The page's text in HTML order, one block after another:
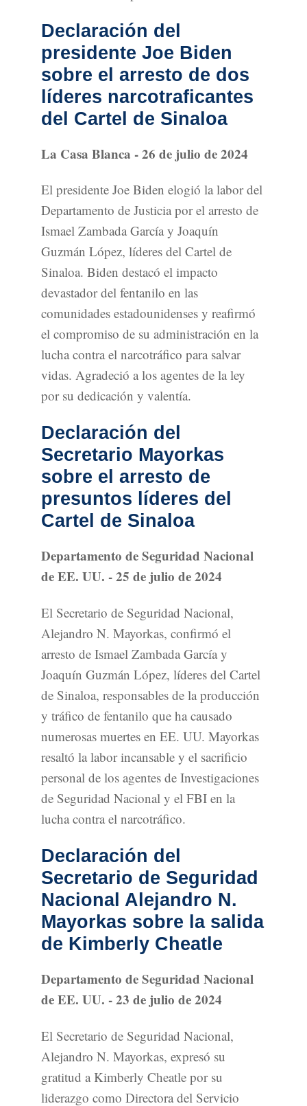
Declaración del
presidente Joe Biden
sobre el arresto de dos
líderes narcotraficantes
del Cartel de Sinaloa
La Casa Blanca - 26 de julio de 2024
El presidente Joe Biden elogió la labor del
Departamento de Justicia por el arresto de
Ismael Zambada García y Joaquín
Guzmán López, líderes del Cartel de
Sinaloa. Biden destacó el impacto
devastador del fentanilo en las
comunidades estadounidenses y reafirmó
el compromiso de su administración en la
lucha contra el narcotráfico para salvar
vidas. Agradeció a los agentes de la ley
por su dedicación y valentía.
Declaración del
Secretario Mayorkas
sobre el arresto de
presuntos líderes del
Cartel de Sinaloa
Departamento de Seguridad Nacional
de EE. UU. - 25 de julio de 2024
El Secretario de Seguridad Nacional,
Alejandro N. Mayorkas, confirmó el
arresto de Ismael Zambada García y
Joaquín Guzmán López, líderes del Cartel
de Sinaloa, responsables de la producción
y tráfico de fentanilo que ha causado
numerosas muertes en EE. UU. Mayorkas
resaltó la labor incansable y el sacrificio
personal de los agentes de Investigaciones
de Seguridad Nacional y el FBI en la
lucha contra el narcotráfico.
Declaración del
Secretario de Seguridad
Nacional Alejandro N.
Mayorkas sobre la salida
de Kimberly Cheatle
Departamento de Seguridad Nacional
de EE. UU. - 23 de julio de 2024
El Secretario de Seguridad Nacional,
Alejandro N. Mayorkas, expresó su
gratitud a Kimberly Cheatle por su
liderazgo como Directora del Servicio